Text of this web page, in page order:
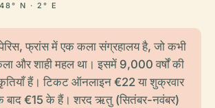
48° N · 2° E
फ्रांस में एक कला संग्रहालय है, जो कभी
और शाही महल था। इसमें 9,000 वर्षों की
हैं। टिकट ऑनलाइन €22 या शुक्रवार
बाद €15 के हैं। शरद ऋतु (सितंबर-नवंबर)